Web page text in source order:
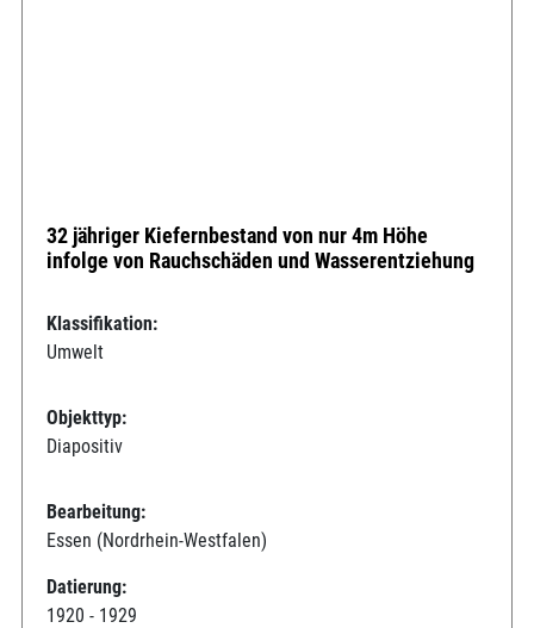
32 jähriger Kiefernbestand von nur 4m Höhe
infolge von Rauchschäden und Wasserentziehung
Klassifikation:
Umwelt
Objekttyp:
Diapositiv
Bearbeitung:
Essen (Nordrhein-Westfalen)
Datierung:
1920 - 1929